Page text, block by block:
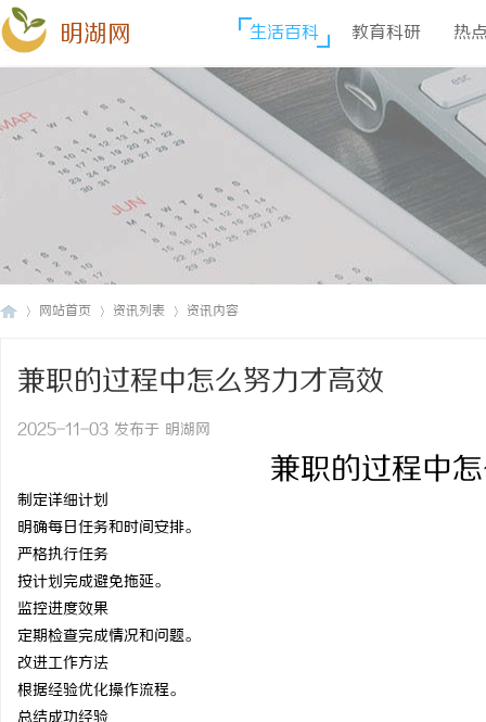
明湖网 生活百科 教育科研 热
网站首页 资讯列表 资讯内容
兼职的过程中怎么努力才高效
2025-11-03 发布于 明湖网
兼职的过程中
制定详细计划
明确每日任务和时间安排。
严格执行任务
按计划完成避免拖延。
监控进度效果
定期检查完成情况和问题。
改进工作方法
根据经验优化操作流程。
总结成功经验